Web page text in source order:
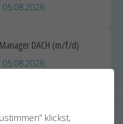
05.08.2026
DACH (m/f/d)
05.08.2026
& Transactions)
klickst,